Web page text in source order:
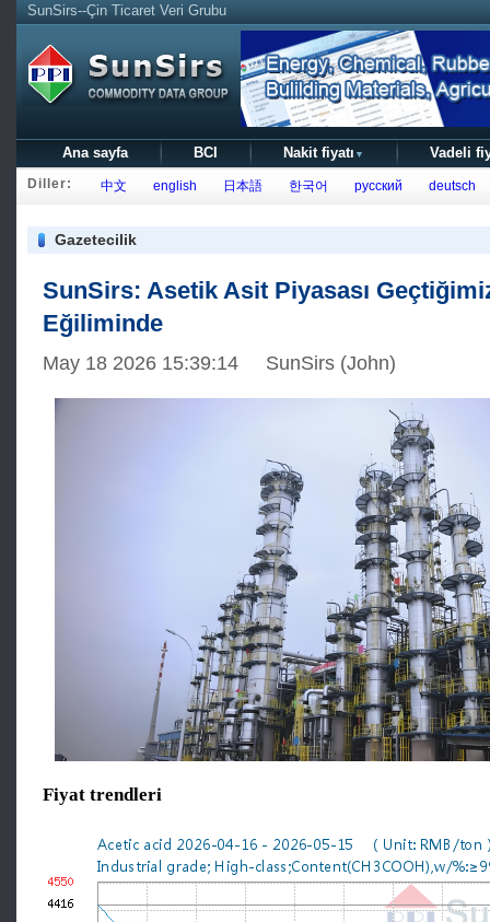
SunSirs--Çin Ticaret Veri Grubu
Ana sayfa BCI Nakit fiyatı ▼ Vadeli
Diller: 中文 english 日本語 한국어 русский deutsch
Gazetecilik
SunSirs: Asetik Asit Piyasası
Eğiliminde
May 18 2026 15:39:14 SunSirs (John)
Fiyat trendleri